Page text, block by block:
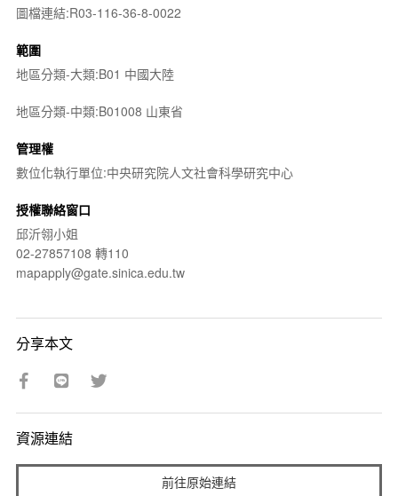
圖檔連結:R03-116-36-8-0022
範圍
地區分類-大類:B01 中國大陸
地區分類-中類:B01008 山東省
管理權
數位化執行單位:中央研究院人文社會科學研究中心
授權聯絡窗口
邱沂翎小姐
02-27857108 轉110
mapapply@gate.sinica.edu.tw
分享本文
資源連結
前往原始連結